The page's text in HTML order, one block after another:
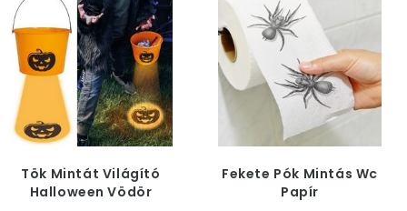
Tök Mintát Világító
Halloween Vödör
Fekete Pók Mintás Wc
Papír